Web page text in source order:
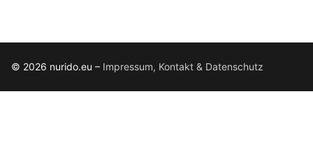
© 2026 nurido.eu – Impressum, Kontakt & Datenschutz